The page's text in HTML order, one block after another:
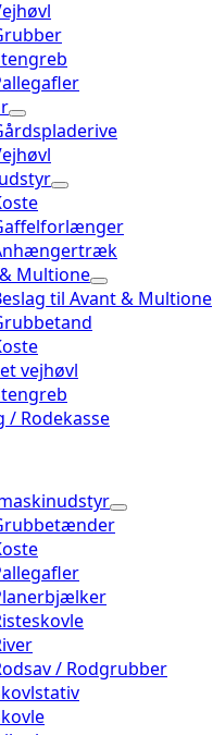
Multione
til Avant & Multione
vejhøvl
/ Rodekasse
/ Rodgrubber